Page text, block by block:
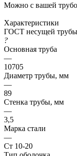
Можно с вашей
Характеристики
ГОСТ несущей трубы
?
Основная труба
—
10705
Диаметр трубы, мм
—
89
Стенка трубы, мм
—
3,5
Марка стали
—
Ст 10-20